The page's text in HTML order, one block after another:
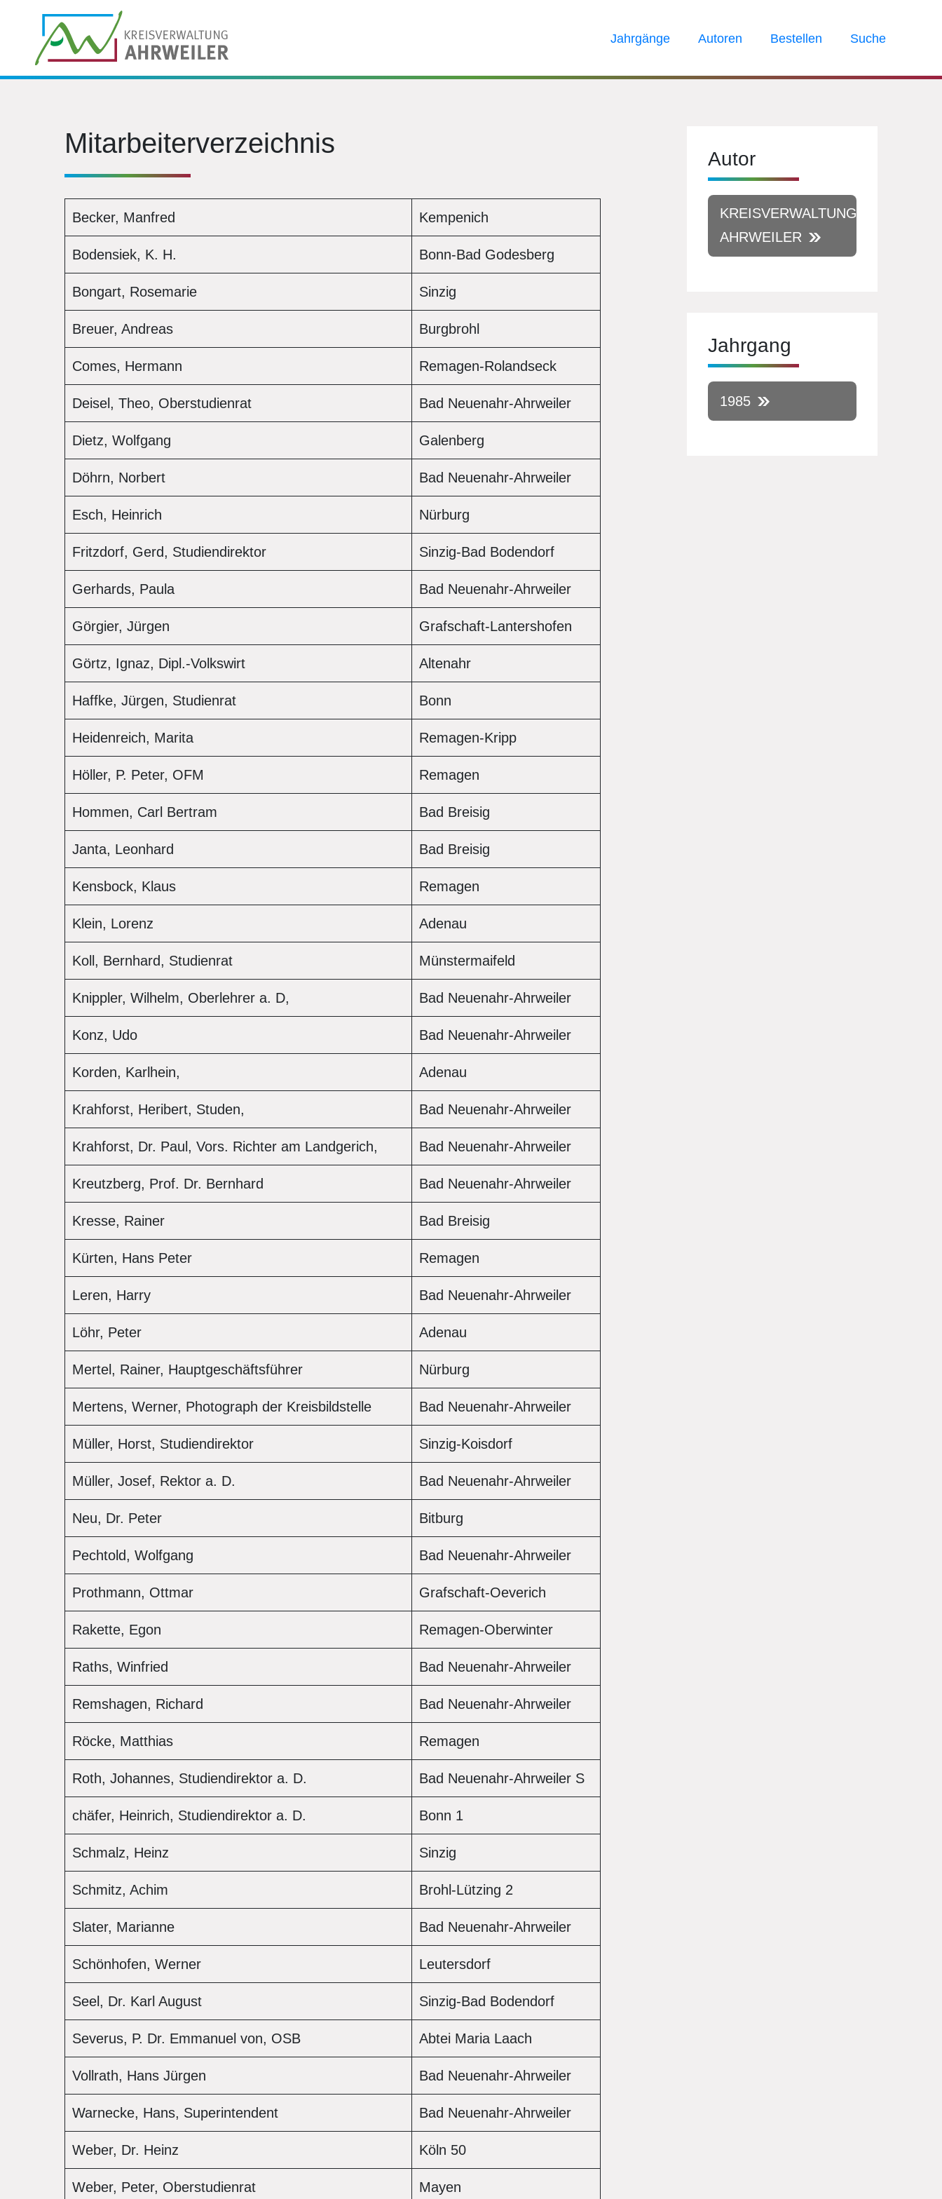
Jahrgänge Autoren Bestellen Suche
Mitarbeiterverzeichnis
Becker, Manfred Kempenich
Bodensiek, K. H. Bonn-Bad Godesberg
Bongart, Rosemarie Sinzig
Breuer, Andreas Burgbrohl
Comes, Hermann Remagen-Rolandseck
Deisel, Theo, Oberstudienrat Bad Neuenahr-Ahrweiler
Dietz, Wolfgang Galenberg
Döhrn, Norbert Bad Neuenahr-Ahrweiler
Esch, Heinrich Nürburg
Fritzdorf, Gerd, Studiendirektor Sinzig-Bad Bodendorf
Gerhards, Paula Bad Neuenahr-Ahrweiler
Görgier, Jürgen Grafschaft-Lantershofen
Görtz, Ignaz, Dipl.-Volkswirt Altenahr
Haffke, Jürgen, Studienrat Bonn
Heidenreich, Marita Remagen-Kripp
Höller, P. Peter, OFM Remagen
Hommen, Carl Bertram Bad Breisig
Janta, Leonhard Bad Breisig
Kensbock, Klaus Remagen
Klein, Lorenz Adenau
Koll, Bernhard, Studienrat Münstermaifeld
Knippler, Wilhelm, Oberlehrer a. D, Bad Neuenahr-Ahrweiler
Konz, Udo Bad Neuenahr-Ahrweiler
Korden, Karlhein, Adenau
Krahforst, Heribert, Studen, Bad Neuenahr-Ahrweiler
Krahforst, Dr. Paul, Vors. Richter am Landgerich, Bad Neuenahr-Ahrweiler
Kreutzberg, Prof. Dr. Bernhard Bad Neuenahr-Ahrweiler
Kresse, Rainer Bad Breisig
Kürten, Hans Peter Remagen
Leren, Harry Bad Neuenahr-Ahrweiler
Löhr, Peter Adenau
Mertel, Rainer, Hauptgeschäftsführer Nürburg
Mertens, Werner, Photograph der Kreisbildstelle Bad Neuenahr-Ahrweiler
Müller, Horst, Studiendirektor Sinzig-Koisdorf
Müller, Josef, Rektor a. D. Bad Neuenahr-Ahrweiler
Neu, Dr. Peter Bitburg
Pechtold, Wolfgang Bad Neuenahr-Ahrweiler
Prothmann, Ottmar Grafschaft-Oeverich
Rakette, Egon Remagen-Oberwinter
Raths, Winfried Bad Neuenahr-Ahrweiler
Remshagen, Richard Bad Neuenahr-Ahrweiler
Röcke, Matthias Remagen
Roth, Johannes, Studiendirektor a. D. Bad Neuenahr-Ahrweiler S
chäfer, Heinrich, Studiendirektor a. D. Bonn 1
Schmalz, Heinz Sinzig
Schmitz, Achim Brohl-Lützing 2
Slater, Marianne Bad Neuenahr-Ahrweiler
Schönhofen, Werner Leutersdorf
Seel, Dr. Karl August Sinzig-Bad Bodendorf
Severus, P. Dr. Emmanuel von, OSB Abtei Maria Laach
Vollrath, Hans Jürgen Bad Neuenahr-Ahrweiler
Warnecke, Hans, Superintendent Bad Neuenahr-Ahrweiler
Weber, Dr. Heinz Köln 50
Weber, Peter, Oberstudienrat Mayen
Autor
KREISVERWALTUNG
AHRWEILER
Jahrgang
1985